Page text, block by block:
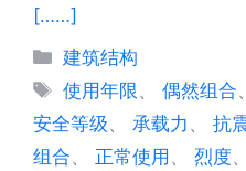
[……]
分
类
建筑结构
标
签
使用年限 、偶然组合
安全等级
承载力 抗
组合
正常使用 烈度